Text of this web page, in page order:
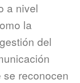
a nivel
la
del
reconocen